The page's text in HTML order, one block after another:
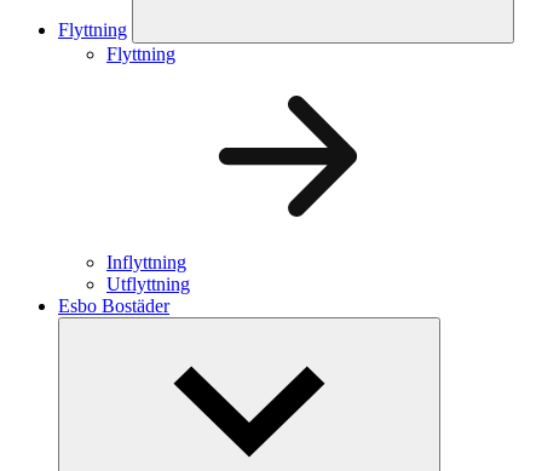
Flyttning
Flyttning
Inflyttning
Utflyttning
Esbo Bostäder